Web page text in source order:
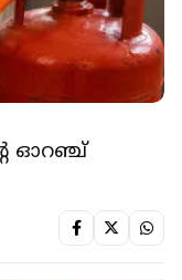
ഓറഞ്ച്